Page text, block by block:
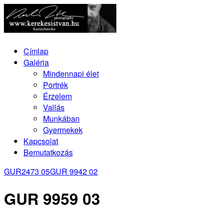
Címlap
Galéria
Mindennapi élet
Portrék
Érzelem
Vallás
Munkában
Gyermekek
Kapcsolat
Bemutatkozás
GUR2473 05GUR 9942 02
GUR 9959 03